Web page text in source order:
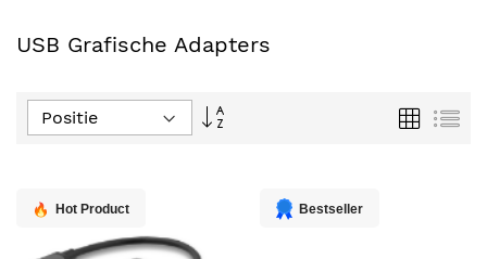
USB Grafische Adapters
Van
Foto-
tabel
Hot Product Bestseller